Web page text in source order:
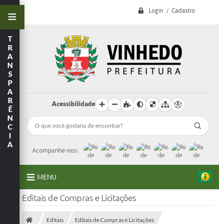
Login / Cadastro
Acessibilidade
Acompanhe-nos:
MENU
A Prefeitura
Secretarias
T
R
A
N
S
P
A
R
Ê
N
C
I
A
Editais de Compras e Licitações
Editais Editais de Compras e Licitações